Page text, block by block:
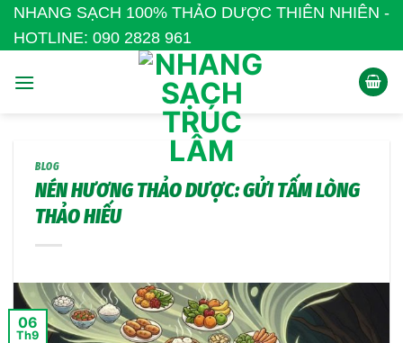
Bỏ
qua
nội
dung
NHANG SẠCH 100% THẢO DƯỢC THIÊN NHIÊN -
HOTLINE: 090 2828 961
BLOG
NÉN HƯƠNG THẢO DƯỢC: GỬI TẤM LÒNG
THẢO HIẾU
06
Th9